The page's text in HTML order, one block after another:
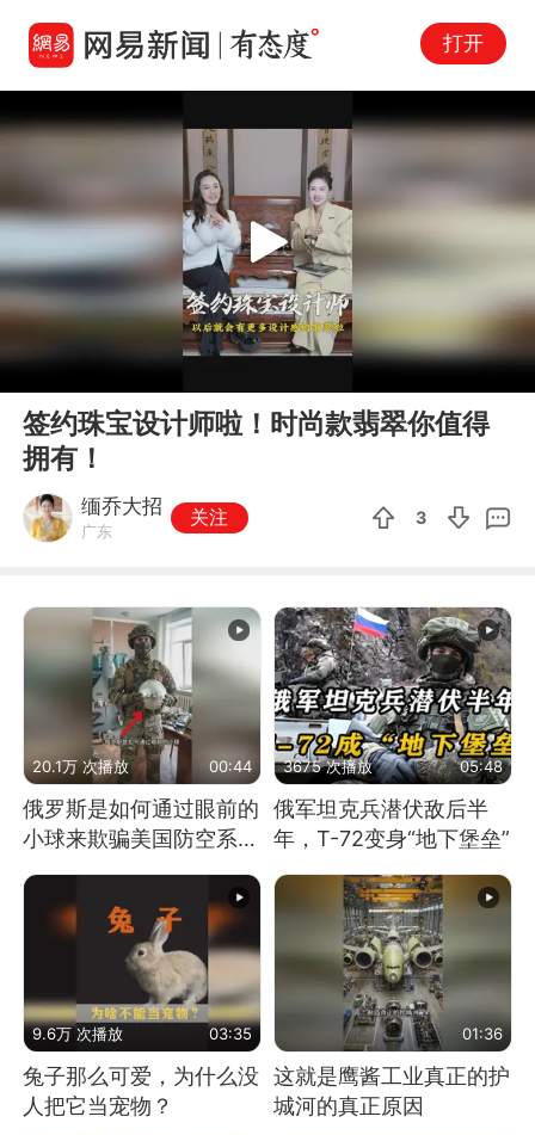
打开
Play
签约珠宝设计师啦！时尚款翡翠你值得
拥有！
缅乔大招
广东
关注 3
20.1万 次播放 00:44
俄罗斯是如何通过眼前的
小球来欺骗美国防空系统
的
3675 次播放 05:48
俄军坦克兵潜伏敌后半
年，T-72变身“地下堡垒”
9.6万 次播放 03:35
兔子那么可爱，为什么没
人把它当宠物？
01:36
这就是鹰酱工业真正的护
城河的真正原因